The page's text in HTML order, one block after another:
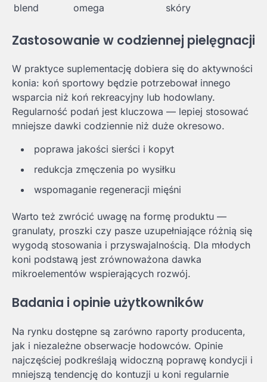
blend
omega
skóry
Zastosowanie w codziennej pielęgnacji
W praktyce suplementację dobiera się do aktywności
konia: koń sportowy będzie potrzebował innego
wsparcia niż koń rekreacyjny lub hodowlany.
Regularność podań jest kluczowa — lepiej stosować
mniejsze dawki codziennie niż duże okresowo.
poprawa jakości sierści i kopyt
redukcja zmęczenia po wysiłku
wspomaganie regeneracji mięśni
Warto też zwrócić uwagę na formę produktu —
granulaty, proszki czy pasze uzupełniające różnią się
wygodą stosowania i przyswajalnością. Dla młodych
koni podstawą jest zrównoważona dawka
mikroelementów wspierających rozwój.
Badania i opinie użytkowników
Na rynku dostępne są zarówno raporty producenta,
jak i niezależne obserwacje hodowców. Opinie
najczęściej podkreślają widoczną poprawę kondycji i
mniejszą tendencję do kontuzji u koni regularnie